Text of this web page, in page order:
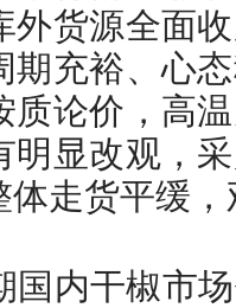
外货源全面
期充裕、心
质论价，高
明显改观，
体走货平缓
国内干椒市